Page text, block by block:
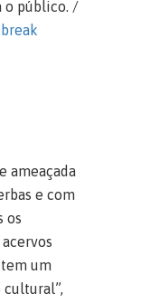
o público. /
ameaçada
e com
os
um